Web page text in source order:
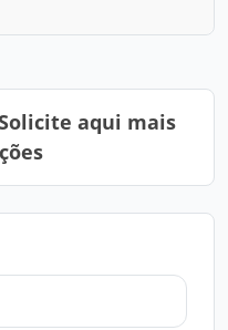
aqui mais